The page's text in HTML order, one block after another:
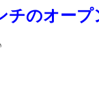
チのオープ